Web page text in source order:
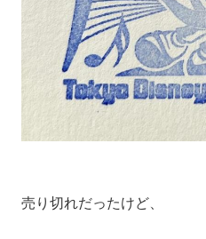
売り切れだったけど、